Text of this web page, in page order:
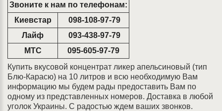
Звоните к нам по телефонам:
Киевстар
098-108-97-79
Лайф
093-438-97-79
МТС
095-605-97-79
Купить вкусовой концентрат ликер апельсиновый (тип
Блю-Карасю) на 10 литров и всю необходимую Вам
информацию мы будем рады предоставить Вам по
одному из представленных номеров. Доставка в любой
уголок Украины. С радостью ждем ваших звонков.